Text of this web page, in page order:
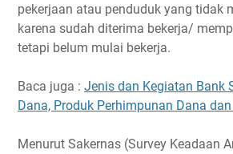
pekerjaan atau penduduk yang tidak
karena sudah diterima bekerja/
tetapi belum mulai bekerja.
Baca juga : Jenis dan Kegiatan Bank
Dana, Produk Perhimpunan Dana
Menurut Sakernas (Survey Keadaan